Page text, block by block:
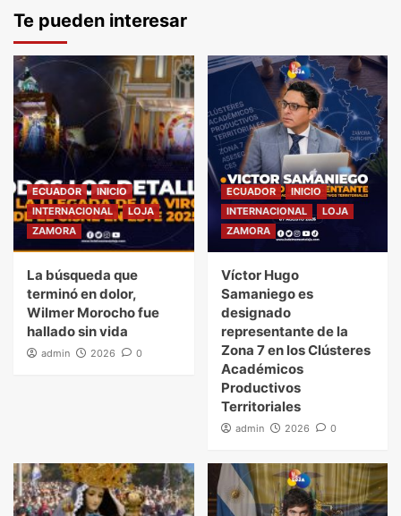
Te pueden interesar
ECUADOR
INICIO
INTERNACIONAL
LOJA
ZAMORA
La búsqueda que
terminó en dolor,
Wilmer Morocho fue
hallado sin vida
admin 2026 0
ECUADOR
INICIO
INTERNACIONAL
LOJA
ZAMORA
Víctor Hugo
Samaniego es
designado
representante de la
Zona 7 en los Clústeres
Académicos
Productivos
Territoriales
admin 2026 0